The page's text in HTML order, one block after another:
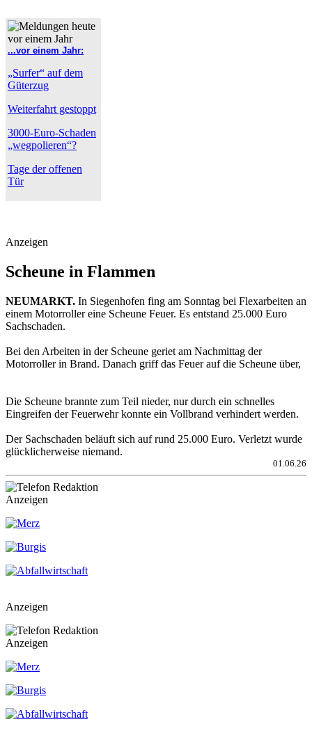
...vor einem Jahr:
„Surfer“ auf dem
Güterzug
Weiterfahrt gestoppt
3000-Euro-Schaden
„wegpolieren“?
Tage der offenen
Tür
Anzeigen
Scheune in Flammen
NEUMARKT. In Siegenhofen fing am Sonntag bei Flexarbeiten an
einem Motorroller eine Scheune Feuer. Es entstand 25.000 Euro
Sachschaden.
Bei den Arbeiten in der Scheune geriet am Nachmittag der
Motorroller in Brand. Danach griff das Feuer auf die Scheune über,
Die Scheune brannte zum Teil nieder, nur durch ein schnelles
Eingreifen der Feuerwehr konnte ein Vollbrand verhindert werden.
Der Sachschaden beläuft sich auf rund 25.000 Euro. Verletzt wurde
glücklicherweise niemand.
01.06.26
Anzeigen
Anzeigen
Anzeigen